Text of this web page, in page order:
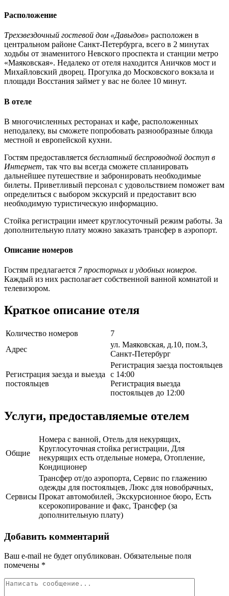
Расположение
Трехзвездочный гостевой дом «Давыдов» расположен в
центральном районе Санкт-Петербурга, всего в 2 минутах
ходьбы от знаменитого Невского проспекта и станции метро
«Маяковская». Недалеко от отеля находится Аничков мост и
Михайловский дворец. Прогулка до Московского вокзала и
площади Восстания займет у вас не более 10 минут.
В отеле
В многочисленных ресторанах и кафе, расположенных
неподалеку, вы сможете попробовать разнообразные блюда
местной и европейской кухни.
Гостям предоставляется бесплатный беспроводной доступ в
Интернет, так что вы всегда сможете спланировать
дальнейшее путешествие и забронировать необходимые
билеты. Приветливый персонал с удовольствием поможет вам
определиться с выбором экскурсий и предоставит всю
необходимую туристическую информацию.
Стойка регистрации имеет круглосуточный режим работы. За
дополнительную плату можно заказать трансфер в аэропорт.
Описание номеров
Гостям предлагается 7 просторных и удобных номеров.
Каждый из них располагает собственной ванной комнатой и
телевизором.
Краткое описание отеля
Количество номеров
7
Адрес
ул. Маяковская, д.10, пом.3,
Санкт-Петербург
Регистрация заезда и выезда
постояльцев
Регистрация заезда постояльцев
с 14:00
Регистрация выезда
постояльцев до 12:00
Услуги, предоставляемые отелем
Общие
Номера с ванной, Отель для некурящих,
Круглосуточная стойка регистрации, Для
некурящих есть отдельные номера, Отопление,
Кондиционер
Сервисы
Трансфер от/до аэропорта, Сервис по глажению
одежды для постояльцев, Люкс для новобрачных,
Прокат автомобилей, Экскурсионное бюро, Есть
ксерокопирование и факс, Трансфер (за
дополнительную плату)
Добавить комментарий
Ваш e-mail не будет опубликован. Обязательные поля
помечены *